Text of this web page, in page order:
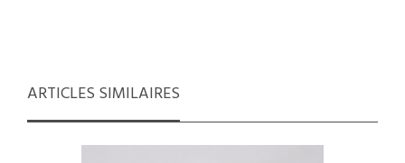
ARTICLES SIMILAIRES